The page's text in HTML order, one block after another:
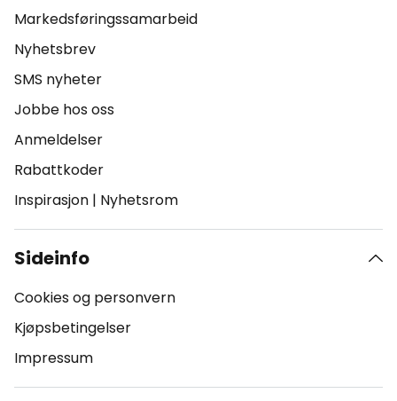
Markedsføringssamarbeid
Nyhetsbrev
SMS nyheter
Jobbe hos oss
Anmeldelser
Rabattkoder
Inspirasjon | Nyhetsrom
Sideinfo
Cookies og personvern
Kjøpsbetingelser
Impressum